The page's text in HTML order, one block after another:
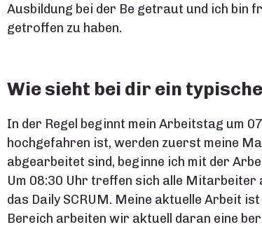
Ausbildung bei der Be getraut und ich bin
getroffen zu haben.
Wie sieht bei dir ein
In der Regel beginnt mein Arbeitstag um
hochgefahren ist, werden zuerst meine
abgearbeitet sind, beginne ich mit der
Um 08:30 Uhr treffen sich alle
das Daily SCRUM. Meine aktuelle Arbeit
Bereich arbeiten wir aktuell daran eine